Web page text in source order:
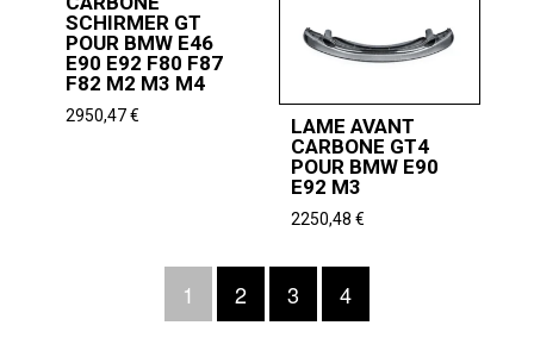
SCHIRMER GT
POUR BMW E46
E90 E92 F80 F87
F82 M2 M3 M4
2950,47€
LAME AVANT
CARBONE GT4
POUR BMW E90
E92 M3
2250,48 €
1 2 3 4